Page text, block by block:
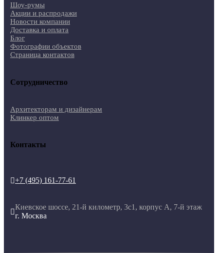
Шоу-румы
Акции и распродажи
Новости компании
Доставка и оплата
Блог
Фотографии объектов
Страница контактов
Сотрудничество
Архитекторам и дизайнерам
Клинкер оптом
Контакты
+7 (495) 161-77-61

Киевское шоссе, 21-й километр, 3с1, корпус А, 7-й этаж
г. Москва